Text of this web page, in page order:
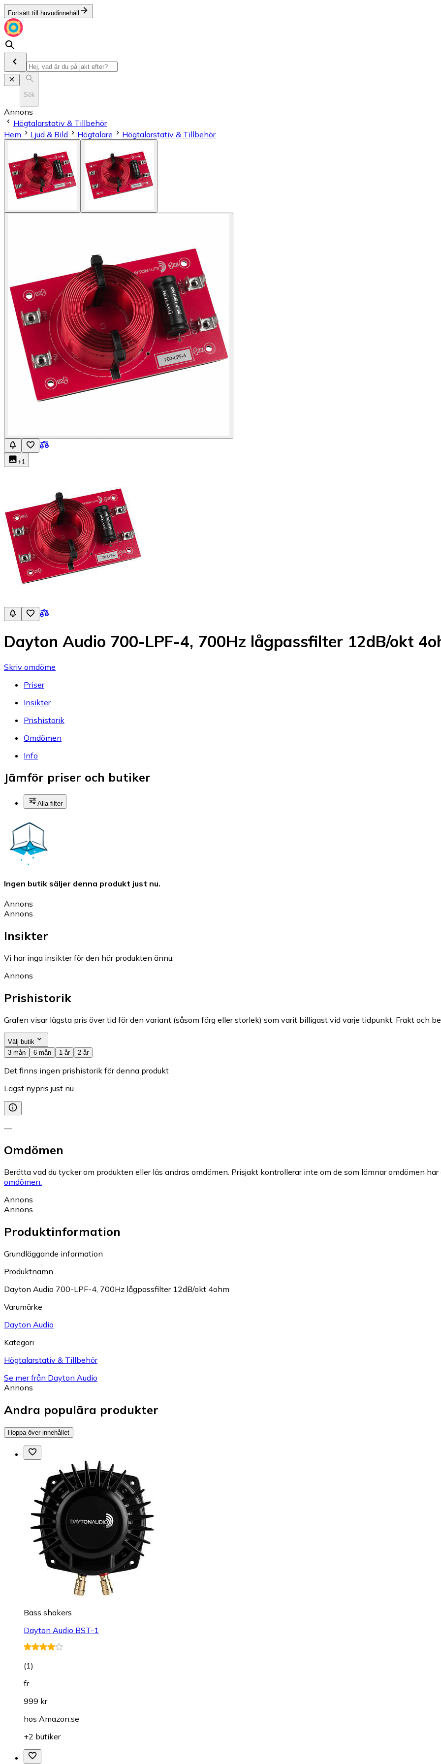
Fortsätt till huvudinnehåll
Sök
Annons
Högtalarstativ & Tillbehör
Hem
Ljud & Bild Högtalare Högtalarstativ & Tillbehör
+1
Dayton Audio 700-LPF-4, 700Hz lågpassfilter 12dB/okt
Skriv omdöme
Priser
Insikter
Prishistorik
Omdömen
Info
Jämför priser och butiker
Alla filter
Ingen butik säljer denna produkt just nu.
Annons
Annons
Insikter
Vi har inga insikter för den här produkten ännu.
Annons
Prishistorik
Grafen visar lägsta pris över tid för den variant (såsom färg eller storlek) som varit billigast vid varje tidpunkt. Frakt och
Välj butik
3 mån
6 mån 1 år 2 år
Det finns ingen prishistorik för denna produkt
Lägst nypris just nu
—
Omdömen
Berätta vad du tycker om produkten eller läs andras omdömen. Prisjakt kontrollerar inte om de som lämnar omdömen
omdömen.
Annons
Annons
Produktinformation
Grundläggande information
Produktnamn
Dayton Audio 700-LPF-4, 700Hz lågpassfilter 12dB/okt 4ohm
Varumärke
Dayton Audio
Kategori
Högtalarstativ & Tillbehör
Se mer från Dayton Audio
Annons
Andra populära produkter
Hoppa över innehållet
Bass shakers
Dayton Audio BST-1
(1)
fr.
999 kr
hos Amazon.se
+2 butiker